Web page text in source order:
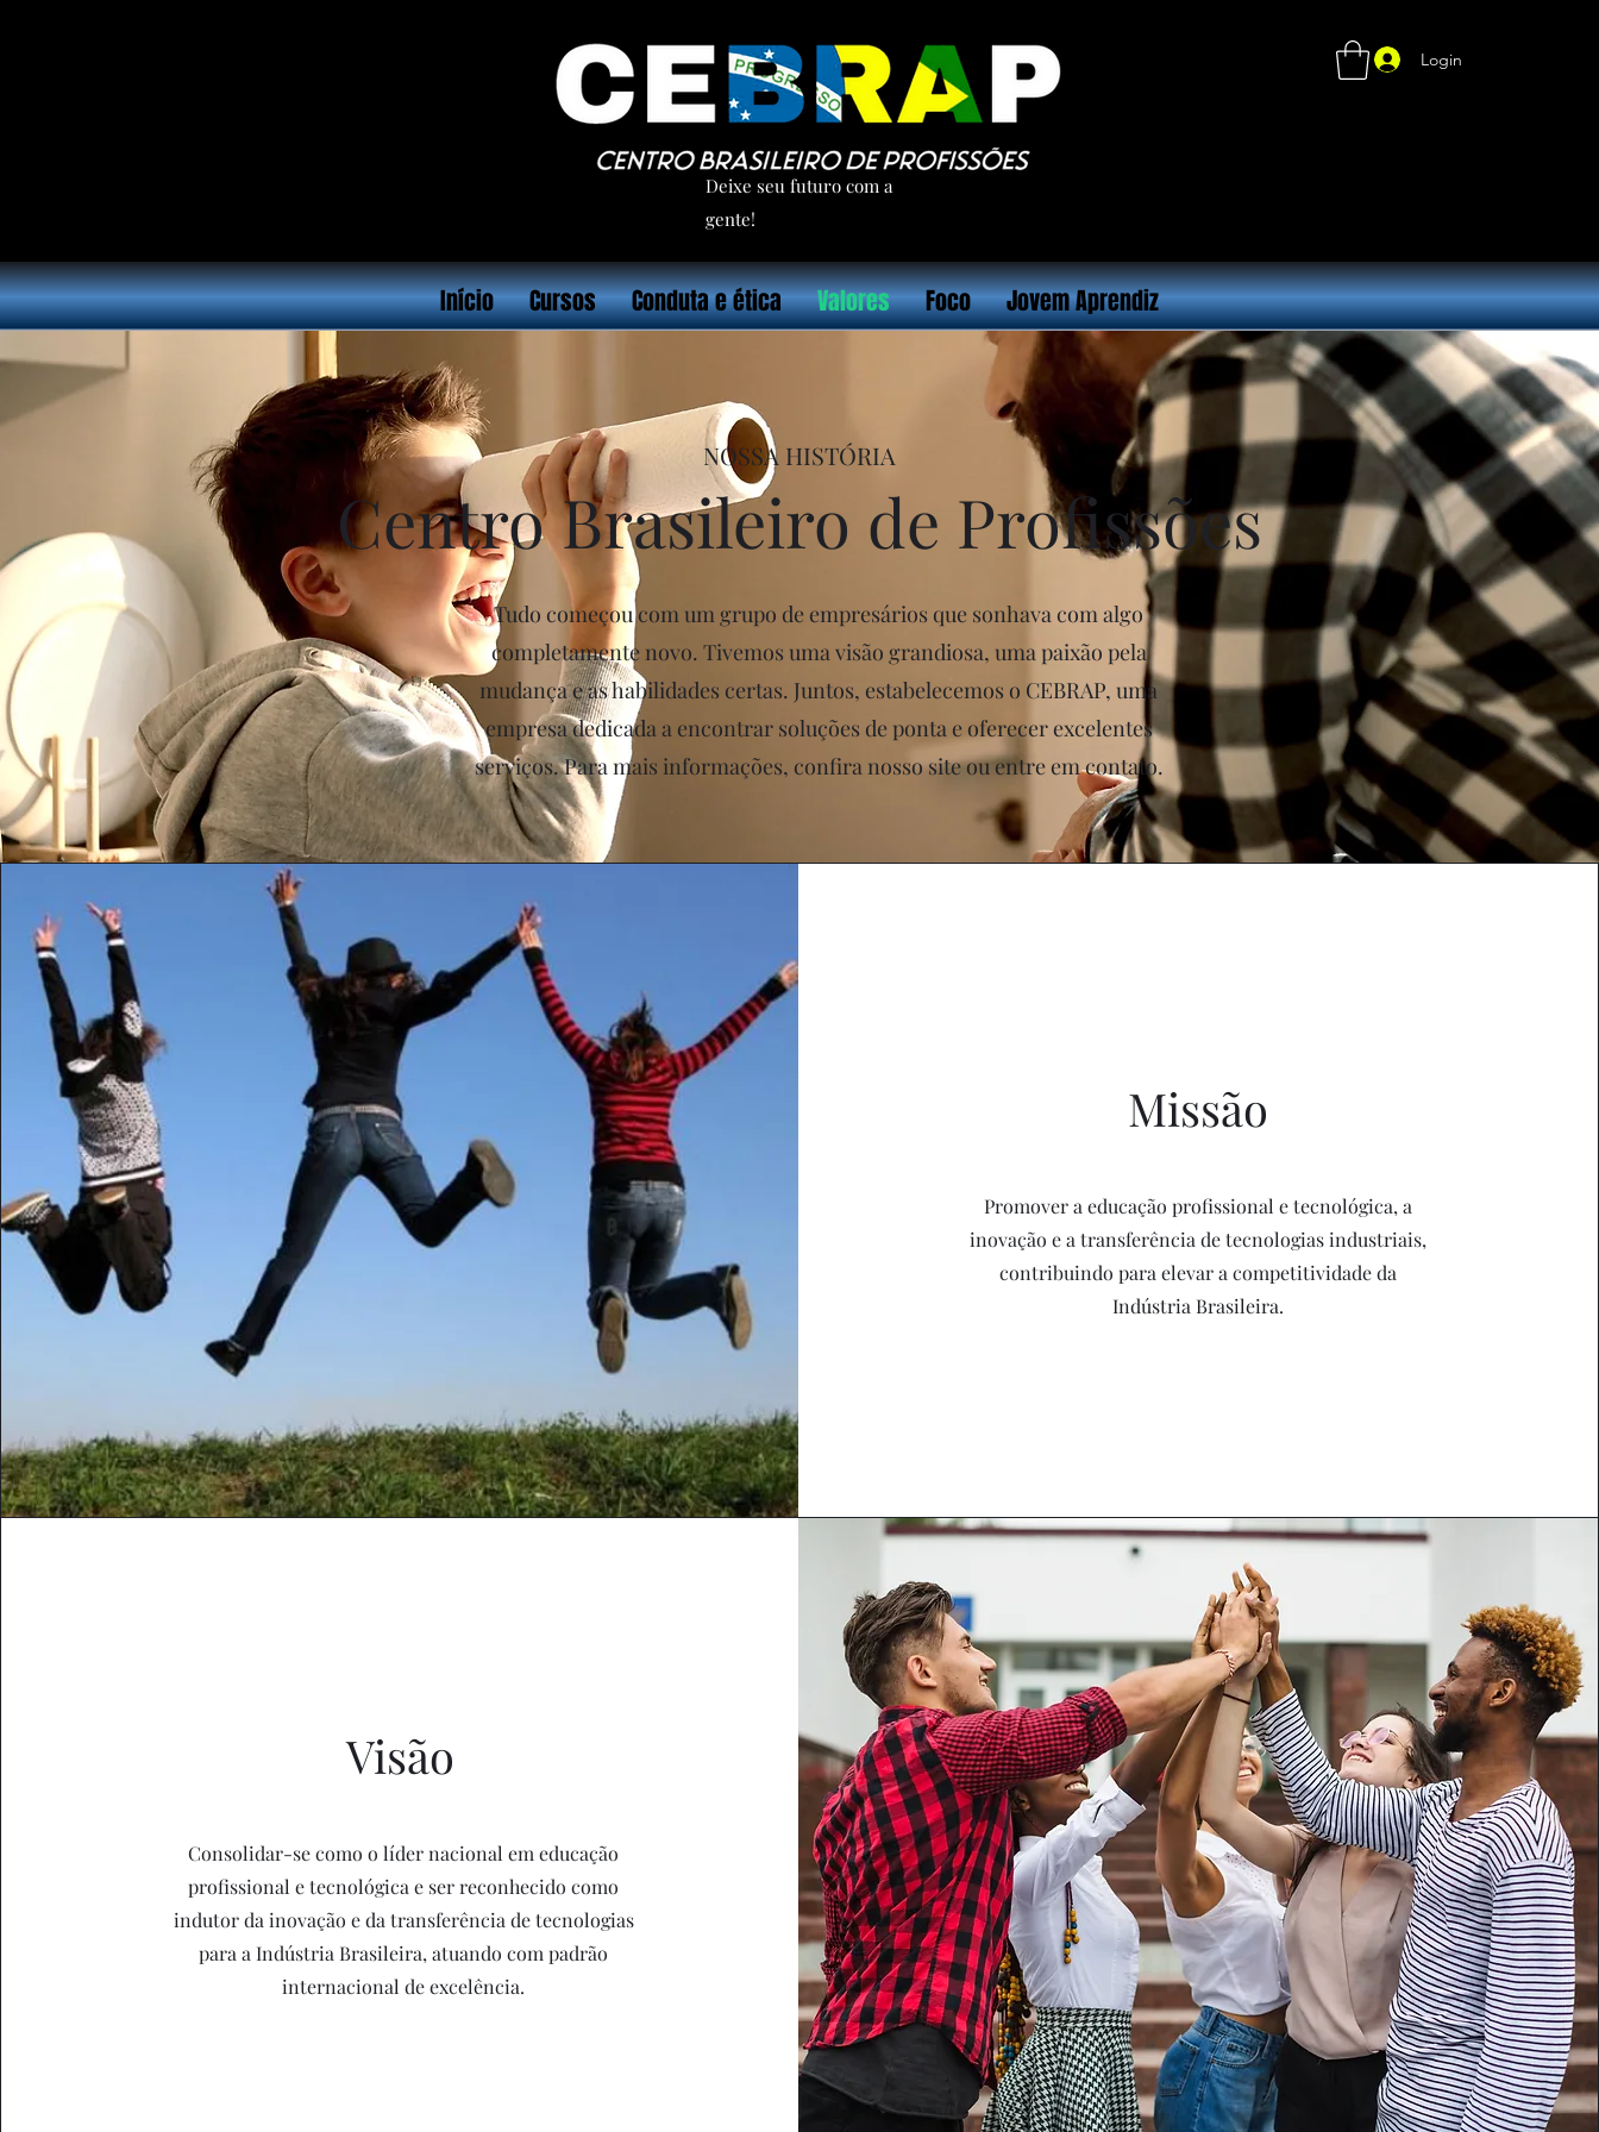
Login
Deixe seu futuro com a
gente!
NOSSA HISTÓRIA
Centro Brasileiro de Profissões
Tudo começou com um grupo de empresários que sonhava com algo
completamente novo. Tivemos uma visão grandiosa, uma paixão pela
mudança e as habilidades certas. Juntos, estabelecemos o CEBRAP, uma
empresa dedicada a encontrar soluções de ponta e oferecer excelentes
serviços. Para mais informações, confira nosso site ou entre em contato.
Missão
Promover a educação profissional e tecnológica, a
inovação e a transferência de tecnologias industriais,
contribuindo para elevar a competitividade da
Indústria Brasileira.
Visão
Consolidar-se como o líder nacional em educação
profissional e tecnológica e ser reconhecido como
indutor da inovação e da transferência de tecnologias
para a Indústria Brasileira, atuando com padrão
internacional de excelência.
Início Cursos Conduta e ética Valores Foco Jovem Aprendiz